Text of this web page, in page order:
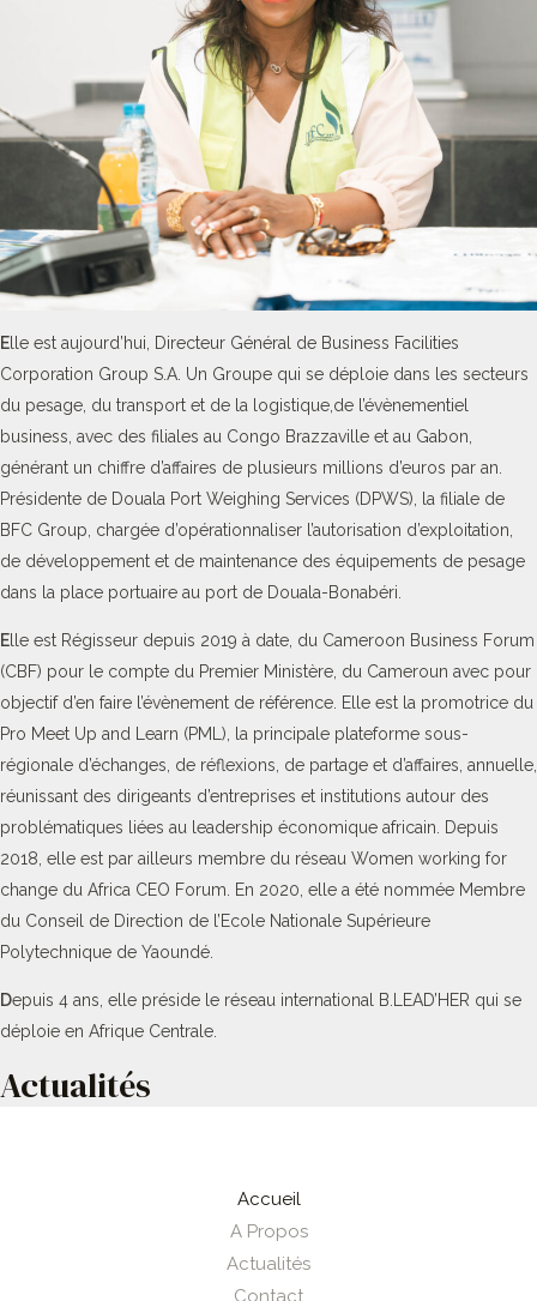
E lle est aujourd’hui, Directeur Général de Business Facilities
Corporation Group S.A. Un Groupe qui se déploie dans les secteurs
du pesage, du transport et de la logistique,de l’évènementiel
business, avec des filiales au Congo Brazzaville et au Gabon,
générant un chiffre d’affaires de plusieurs millions d’euros par an.
Présidente de Douala Port Weighing Services (DPWS), la filiale de
BFC Group, chargée d’opérationnaliser l’autorisation d’exploitation,
de développement et de maintenance des équipements de pesage
dans la place portuaire au port de Douala-Bonabéri.
E lle est Régisseur depuis 2019 à date, du Cameroon Business Forum
(CBF) pour le compte du Premier Ministère, du Cameroun avec pour
objectif d’en faire l’évènement de référence. Elle est la promotrice du
Pro Meet Up and Learn (PML), la principale plateforme sous-
régionale d’échanges, de réflexions, de partage et d’affaires, annuelle,
réunissant des dirigeants d’entreprises et institutions autour des
problématiques liées au leadership économique africain. Depuis
2018, elle est par ailleurs membre du réseau Women working for
change du Africa CEO Forum. En 2020, elle a été nommée Membre
du Conseil de Direction de l’Ecole Nationale Supérieure
Polytechnique de Yaoundé.
Depuis 4 ans, elle préside le réseau international B.LEAD’HER qui se
déploie en Afrique Centrale.
Actualités
Accueil
A Propos
Actualités
Contact